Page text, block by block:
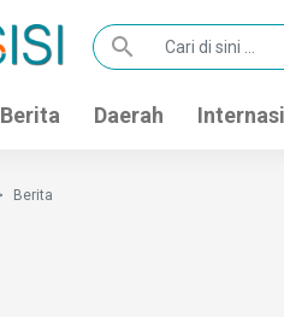
search
Berita Daerah
Berita